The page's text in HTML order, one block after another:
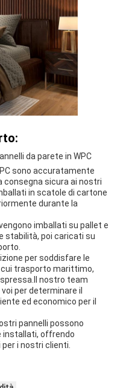
da parete in WPC
sono accuratamente
consegna sicura ai nostri
in scatole di cartone
durante la
imballati su pallet e
stabilità, poi caricati su
per soddisfare le
trasporto marittimo,
nostro team
per determinare il
ed economico per il
pannelli possono
offrendo
i nostri clienti.